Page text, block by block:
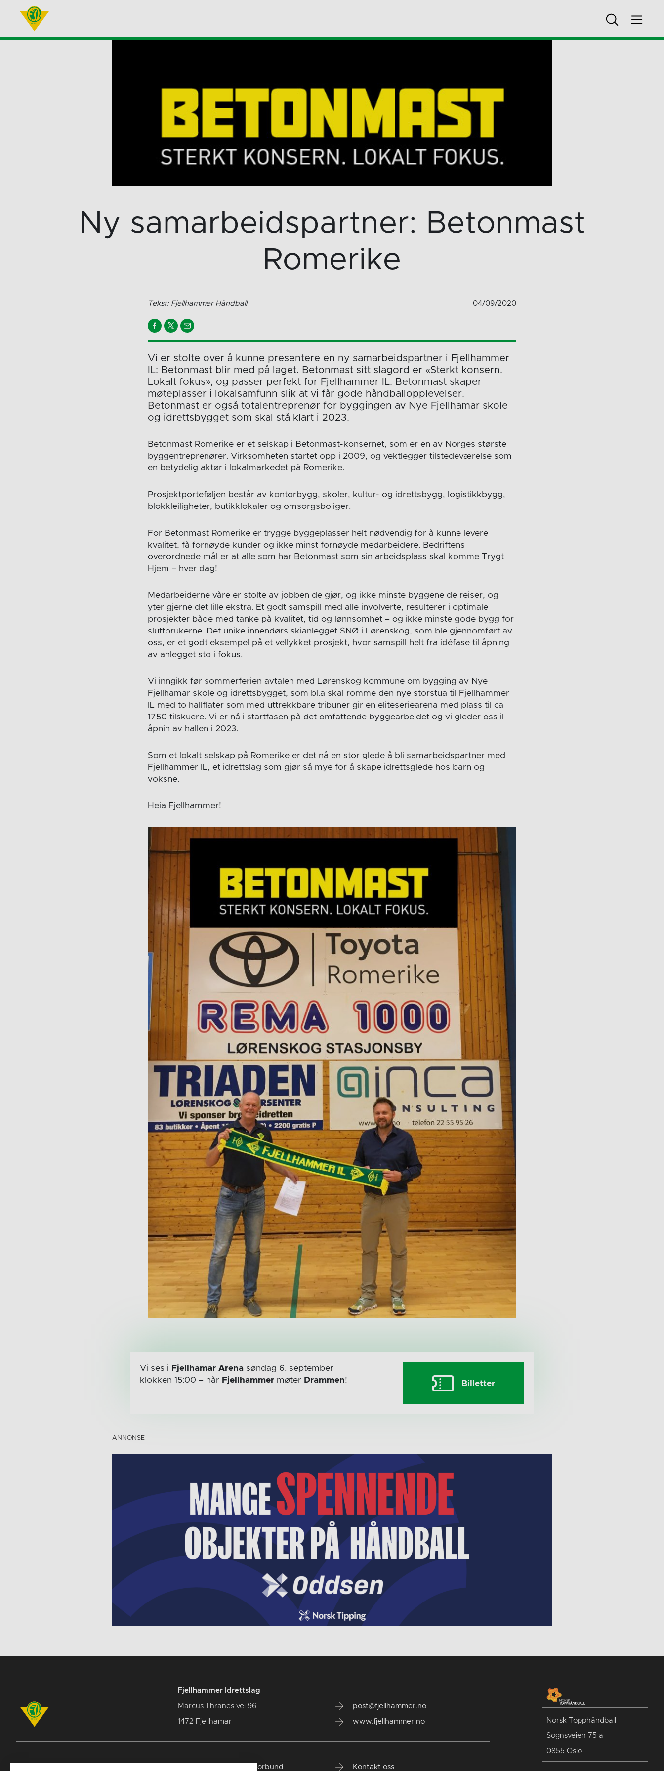
Ny samarbeidspartner: Betonmast
Romerike
Tekst: Fjellhammer Håndball 04/09/2020
Vi er stolte over å kunne presentere en ny samarbeidspartner i Fjellhammer
IL: Betonmast blir med på laget. Betonmast sitt slagord er «Sterkt konsern.
Lokalt fokus», og passer perfekt for Fjellhammer IL. Betonmast skaper
møteplasser i lokalsamfunn slik at vi får gode håndballopplevelser.
Betonmast er også totalentreprenør for byggingen av Nye Fjellhamar skole
og idrettsbygget som skal stå klart i 2023.
Betonmast Romerike er et selskap i Betonmast-konsernet, som er en av Norges største
byggentreprenører. Virksomheten startet opp i 2009, og vektlegger tilstedeværelse som
en betydelig aktør i lokalmarkedet på Romerike.
Prosjektporteføljen består av kontorbygg, skoler, kultur- og idrettsbygg, logistikkbygg,
blokkleiligheter, butikklokaler og omsorgsboliger.
For Betonmast Romerike er trygge byggeplasser helt nødvendig for å kunne levere
kvalitet, få fornøyde kunder og ikke minst fornøyde medarbeidere. Bedriftens
overordnede mål er at alle som har Betonmast som sin arbeidsplass skal komme Trygt
Hjem – hver dag!
Medarbeiderne våre er stolte av jobben de gjør, og ikke minste byggene de reiser, og
yter gjerne det lille ekstra. Et godt samspill med alle involverte, resulterer i optimale
prosjekter både med tanke på kvalitet, tid og lønnsomhet – og ikke minste gode bygg for
sluttbrukerne. Det unike innendørs skianlegget SNØ i Lørenskog, som ble gjennomført av
oss, er et godt eksempel på et vellykket prosjekt, hvor samspill helt fra idéfase til åpning
av anlegget sto i fokus.
Vi inngikk før sommerferien avtalen med Lørenskog kommune om bygging av Nye
Fjellhamar skole og idrettsbygget, som bl.a skal romme den nye storstua til Fjellhammer
IL med to hallflater som med uttrekkbare tribuner gir en eliteseriearena med plass til ca
1750 tilskuere. Vi er nå i startfasen på det omfattende byggearbeidet og vi gleder oss il
åpnin av hallen i 2023.
Som et lokalt selskap på Romerike er det nå en stor glede å bli samarbeidspartner med
Fjellhammer IL, et idrettslag som gjør så mye for å skape idrettsglede hos barn og
voksne.
Heia Fjellhammer!
Vi ses i Fjellhamar Arenasøndag 6. september
klokken 15:00 – når Fjellhammermøter Drammen! Billetter
Fjellhammer Idrettslag
Marcus Thranes vei 96
1472 Fjellhamar
post@fjellhammer.no
www.fjellhammer.no
Norges Håndballforbund Kontakt oss
Norsk Topphåndball
Sognsveien 75 a
0855 Oslo